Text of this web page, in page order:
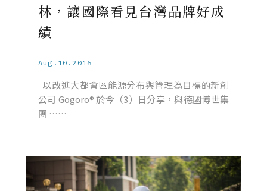
林，讓國際看見台灣品牌好成
績
Aug.10.2016
以改進大都會區能源分布與管理為目標的新創
公司 Gogoro® 於今（3）日分享，與德國博世集
團 ……